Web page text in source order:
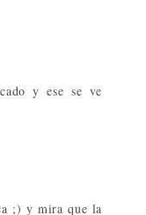
y ese se ve
;) y mira que la